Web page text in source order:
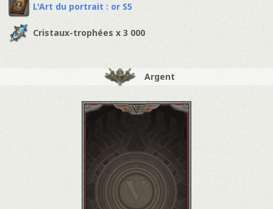
L'Art du portrait : or S5
Cristaux-trophées x 3 000
Argent